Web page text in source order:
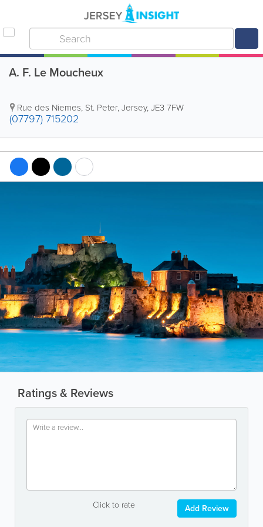
A. F. Le Moucheux
Rue des Niemes, St. Peter,Jersey,JE3 7FW
(07797) 715202
Ratings & Reviews
Click to rate Add Review